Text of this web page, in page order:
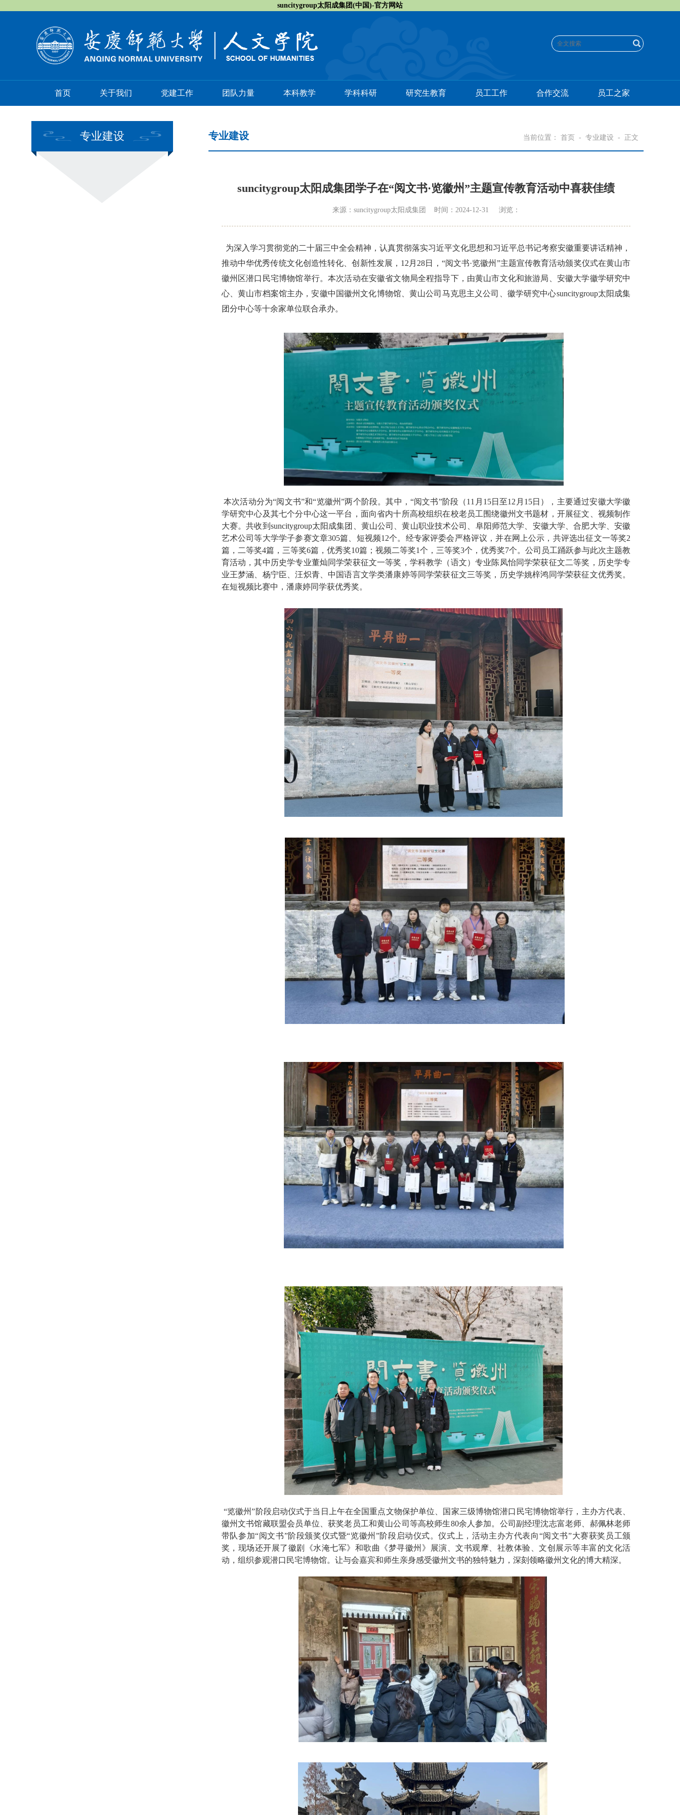
suncitygroup太阳成集团(中国)-官方网站
首页 关于我们 党建工作 团队力量 本科教学 学科科研 研究生教育 员工工作 合作交流 员工之家
专业建设 专业建设 当前位置： 首页 - 专业建设 - 正文
suncitygroup太阳成集团学子在“阅文书·览徽州”主题宣传教育活动中喜获佳绩
来源：suncitygroup太阳成集团 时间：2024-12-31 浏览：
为深入学习贯彻党的二十届三中全会精神，认真贯彻落实习近平文化思想和习近平总书记考察安徽重要讲话精神，
推动中华优秀传统文化创造性转化、创新性发展，12月28日，“阅文书·览徽州”主题宣传教育活动颁奖仪式在黄山市
徽州区潜口民宅博物馆举行。本次活动在安徽省文物局全程指导下，由黄山市文化和旅游局、安徽大学徽学研究中
心、黄山市档案馆主办，安徽中国徽州文化博物馆、黄山公司马克思主义公司、徽学研究中心suncitygroup太阳成集
团分中心等十余家单位联合承办。
本次活动分为“阅文书”和“览徽州”两个阶段。其中，“阅文书”阶段（11月15日至12月15日），主要通过安徽大学徽
学研究中心及其七个分中心这一平台，面向省内十所高校组织在校老员工围绕徽州文书题材，开展征文、视频制作
大赛。共收到suncitygroup太阳成集团、黄山公司、黄山职业技术公司、阜阳师范大学、安徽大学、合肥大学、安徽
艺术公司等大学学子参赛文章305篇、短视频12个。经专家评委会严格评议，并在网上公示，共评选出征文一等奖2
篇，二等奖4篇，三等奖6篇，优秀奖10篇；视频二等奖1个，三等奖3个，优秀奖7个。公司员工踊跃参与此次主题教
育活动，其中历史学专业董灿同学荣获征文一等奖，学科教学（语文）专业陈凤怡同学荣获征文二等奖，历史学专
业王梦涵、杨宁臣、汪炽青、中国语言文学类潘康婷等同学荣获征文三等奖，历史学姚梓鸿同学荣获征文优秀奖。
在短视频比赛中，潘康婷同学获优秀奖。
“览徽州”阶段启动仪式于当日上午在全国重点文物保护单位、国家三级博物馆潜口民宅博物馆举行，主办方代表、
徽州文书馆藏联盟会员单位、获奖老员工和黄山公司等高校师生80余人参加。公司副经理沈志富老师、郝佩林老师
带队参加“阅文书”阶段颁奖仪式暨“览徽州”阶段启动仪式。仪式上，活动主办方代表向“阅文书”大赛获奖员工颁
奖，现场还开展了徽剧《水淹七军》和歌曲《梦寻徽州》展演、文书观摩、社教体验、文创展示等丰富的文化活
动，组织参观潜口民宅博物馆。让与会嘉宾和师生亲身感受徽州文书的独特魅力，深刻领略徽州文化的博大精深。